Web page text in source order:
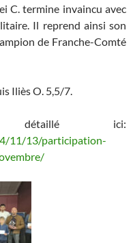
C. termine invaincu avec
Il reprend ainsi son
de Franche-Comté
Iliès O. 5,5/7.
détaillé ici:
11/13/participation-